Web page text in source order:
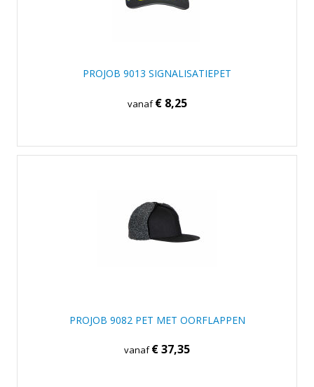
PROJOB 9013 SIGNALISATIEPET
vanaf€ 8,25
PROJOB 9082 PET MET OORFLAPPEN
vanaf€ 37,35